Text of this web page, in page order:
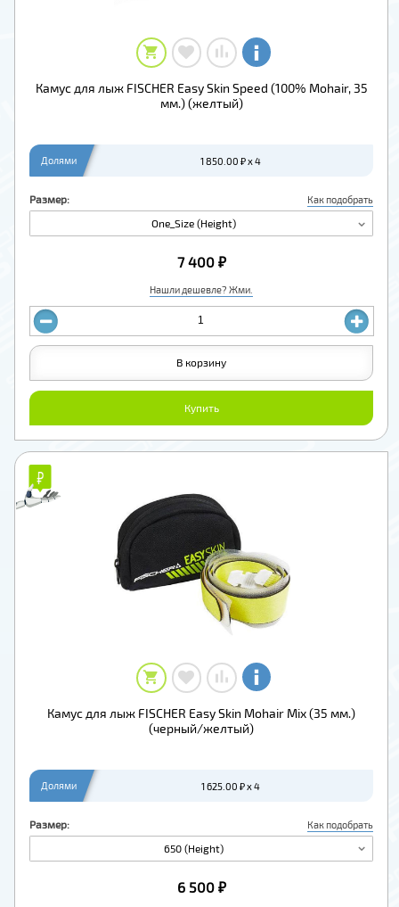
Камус для лыж FISCHER Easy Skin Speed (100% Mohair, 35
мм.) (желтый)
Долями 1 850.00 ₽ x 4
Размер: Как подобрать
One_Size (Height)
Нашли дешевле? Жми.
7 400 ₽
Купить
В корзину
₽
₽
Камус для лыж FISCHER Easy Skin Mohair Mix (35 мм.)
(черный/желтый)
Долями 1 625.00 ₽ x 4
Размер: Как подобрать
650 (Height)
6 500 ₽